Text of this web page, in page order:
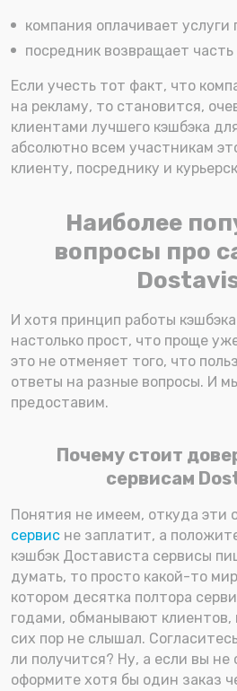
компания оплачивает услуги
посредник возвращает
Если учесть тот факт, что
на рекламу, то становится,
клиентами лучшего кэшбэка
абсолютно всем участникам
клиенту, посреднику и
Наиболее
вопросы про
И хотя принцип работы
настолько прост, что проще
это не отменяет того, что
ответы на разные вопросы. И
предоставим.
Почему стоит
сервисам
Понятия не имеем, откуда эти
сервис не заплатит, а
кэшбэк Достависта сервисы
думать, то просто какой-то
котором десятка полтора
годами, обманывают клиентов,
сих пор не слышал.
ли получится? Ну, а если вы не
оформите хотя бы один заказ